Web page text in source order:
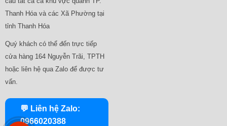
Thanh Hóa và các Xã Phường tại
tỉnh Thanh Hóa
Quý khách có thể đến trực tiếp
cửa hàng 164 Nguyễn Trãi, TPTH
hoặc liên hệ qua Zalo để được tư
vấn.
💬 Liên hệ Zalo:
0966020388